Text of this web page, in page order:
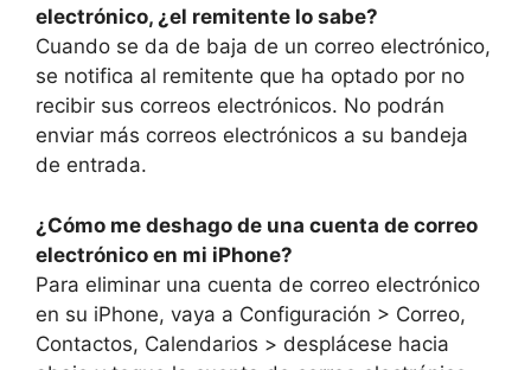
electrónico, ¿el remitente lo sabe?
Cuando se da de baja de un correo electrónico,
se notifica al remitente que ha optado por no
recibir sus correos electrónicos. No podrán
enviar más correos electrónicos a su bandeja
de entrada.
¿Cómo me deshago de una cuenta de correo
electrónico en mi iPhone?
Para eliminar una cuenta de correo electrónico
en su iPhone, vaya a Configuración > Correo,
Contactos, Calendarios > desplácese hacia